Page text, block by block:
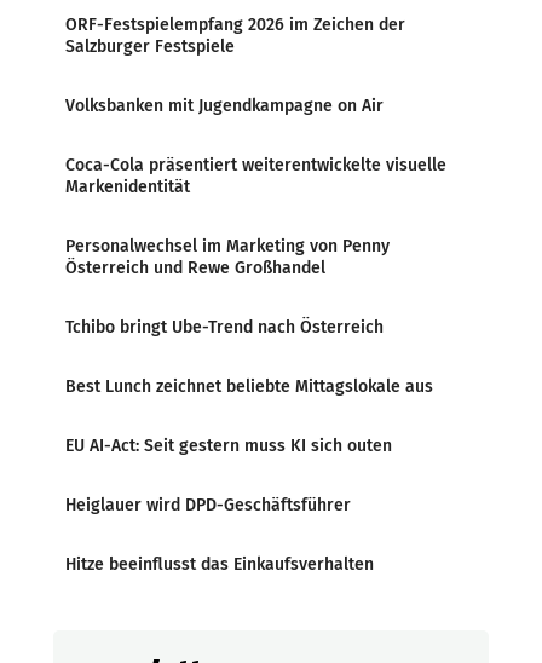
ORF-Festspielempfang 2026 im Zeichen der
Salzburger Festspiele
Volksbanken mit Jugendkampagne on Air
Coca-Cola präsentiert weiterentwickelte visuelle
Markenidentität
Personalwechsel im Marketing von Penny
Österreich und Rewe Großhandel
Tchibo bringt Ube-Trend nach Österreich
Best Lunch zeichnet beliebte Mittagslokale aus
EU AI-Act: Seit gestern muss KI sich outen
Heiglauer wird DPD-Geschäftsführer
Hitze beeinflusst das Einkaufsverhalten